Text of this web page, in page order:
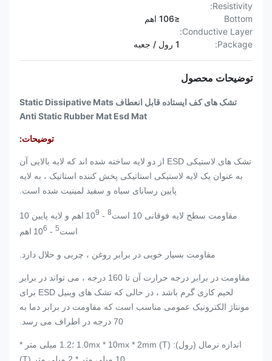
Resistivity:
Bottom
Conductive Layer:
≤106 اهم
Package: 1 رول / جعبه
توضیحات محصول
تشک های کف ایستاده قابل انعطاف Static Dissipative Mats
Anti Static Rubber Mat Esd Mat
توضیحات:
تشک های لاستیکی ESD از دو لایه ساخته شده اند که لایه بالایی آن
به عنوان یک لایه لاستیکی استاتیکی پخش کننده استاتیک ، به لایه
پایین رسانای سیاه و سفید لمینیت شده است.
مقاومت سطح لایه فوقانی 10 است 8
- 10
9
اهم و لایه پایین 10
است5
- 10
6 اهم
مقاومت بسیار خوبی در برابر روغن ، چربی و حلال دارد.
مقاومت در برابر درجه حرارت آن تا 160 درجه ، می تواند در برابر
لحیم کاری گرم باشد ، در حالی که تشک های وینیل ESD برای
مونتاژ الکترونیک عمومی مناسب است که مقاومت در برابر دما به
70 درجه در اطراف می رسد.
اندازه نرمال (رول): 1.0mx * 10mx * 2mm (T) ؛1.2 میلی متر *